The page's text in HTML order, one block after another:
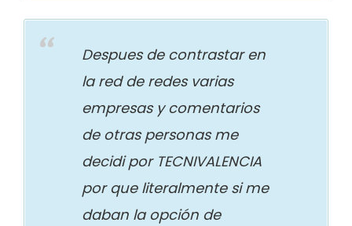
Despues de contrastar en
la red de redes varias
empresas y comentarios
de otras personas me
decidi por TECNIVALENCIA
por que literalmente si me
daban la opción de